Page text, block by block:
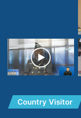
Country Visitor